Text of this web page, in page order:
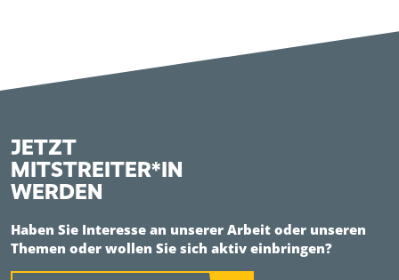
JETZT
MITSTREITER*IN
WERDEN
Haben Sie Interesse an unserer Arbeit oder unseren
Themen oder wollen Sie sich aktiv einbringen?